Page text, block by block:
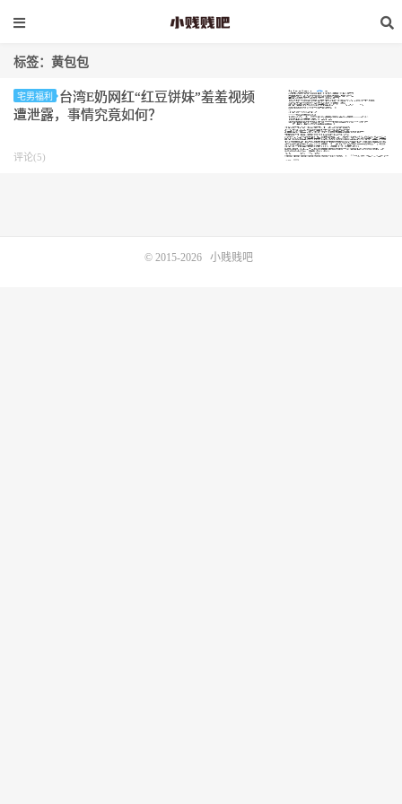
标签：黄包包
宅男福利
台湾E奶网红“红豆饼妹”羞羞视频
遭泄露，事情究竟如何？
评论(5)
© 2015-2026 小贱贱吧